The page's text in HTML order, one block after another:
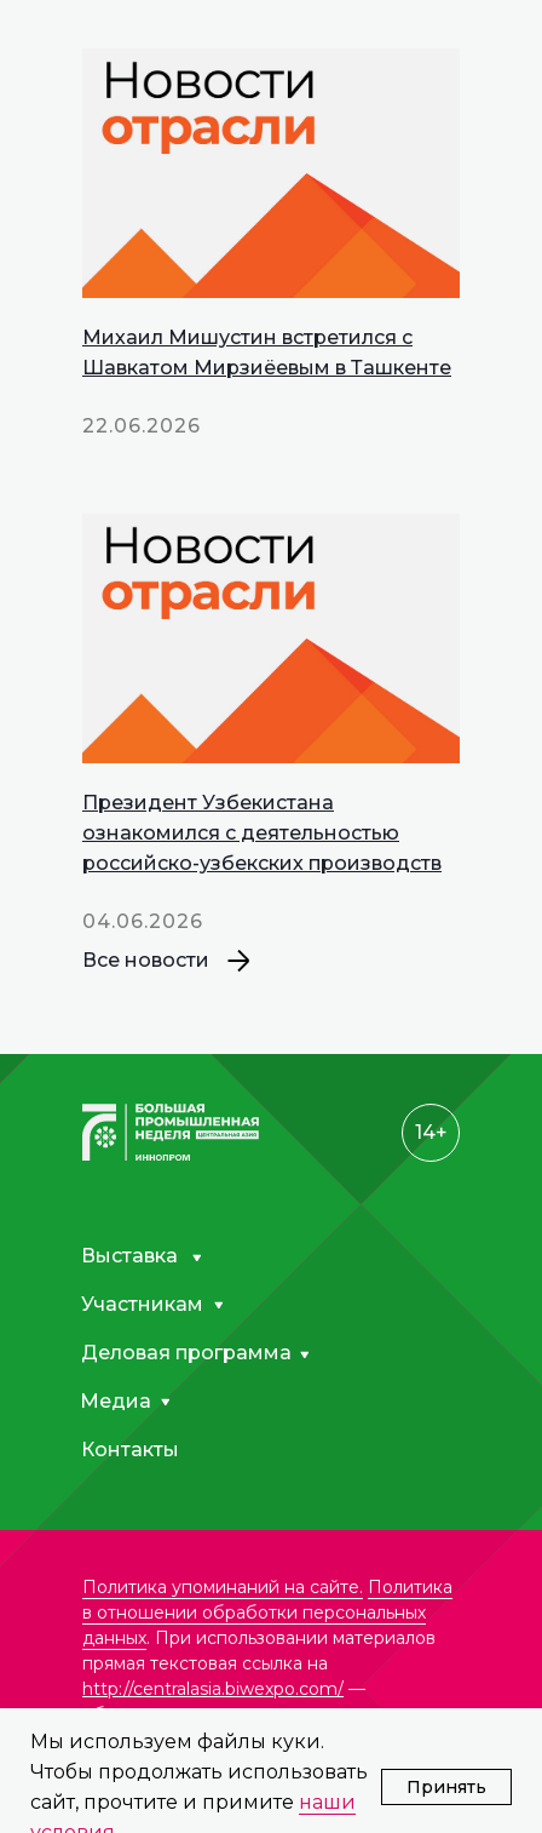
Мы используем файлы куки.
Чтобы продолжать использовать
сайт, прочтите и примите наши
Принять
Михаил Мишустин встретился с
Шавкатом Мирзиёевым в Ташкенте
22.06.2026
Президент Узбекистана
ознакомился с деятельностью
российско-узбекских производств
04.06.2026
Все новости
Политика упоминаний на сайте. Политика
в отношении обработки персональных
данных. При использовании материалов
прямая текстовая ссылка на
http://centralasia.biwexpo.com/ —
обязательна.
© ООО «Формика Ивент»,
Все права защищены.
14+
INNOPROM
Talks
Медиа
Участникам
Контакты
Деловая программа
Выставка